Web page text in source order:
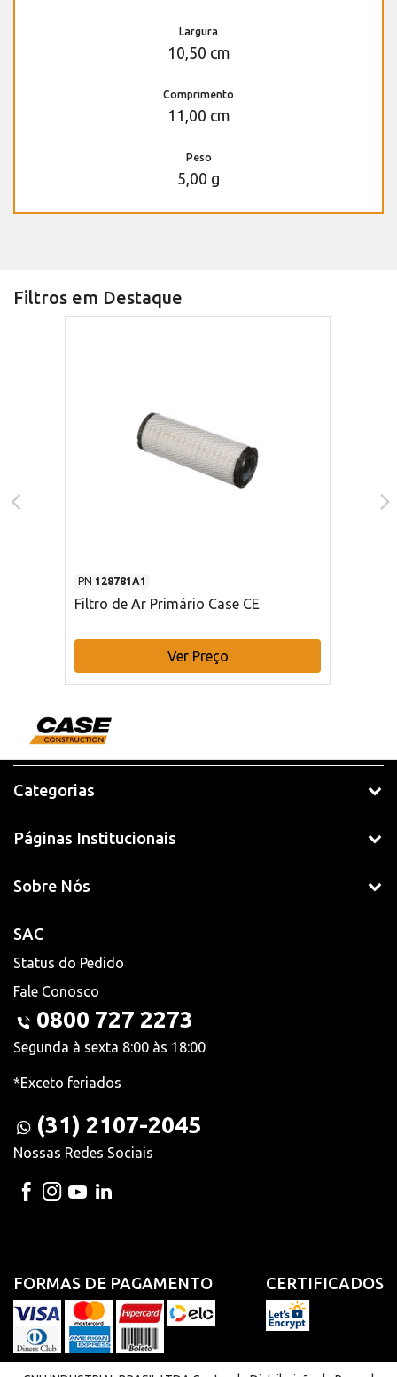
Largura
10,50 cm
Comprimento
11,00 cm
Peso
5,00 g
Filtros em Destaque
PN 128781A1
Filtro de Ar Primário Case CE
Ver Preço
Categorias
Páginas Institucionais
Sobre Nós
SAC
Status do Pedido
Fale Conosco
0800 727 2273
Segunda à sexta 8:00 às 18:00
*Exceto feriados
(31) 2107-2045
Nossas Redes Sociais
FORMAS DE PAGAMENTO CERTIFICADOS